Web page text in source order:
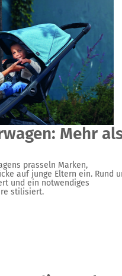
Mehr
prasseln Marken,
auf junge Eltern ein. Rund
und ein notwendiges
stilisiert.